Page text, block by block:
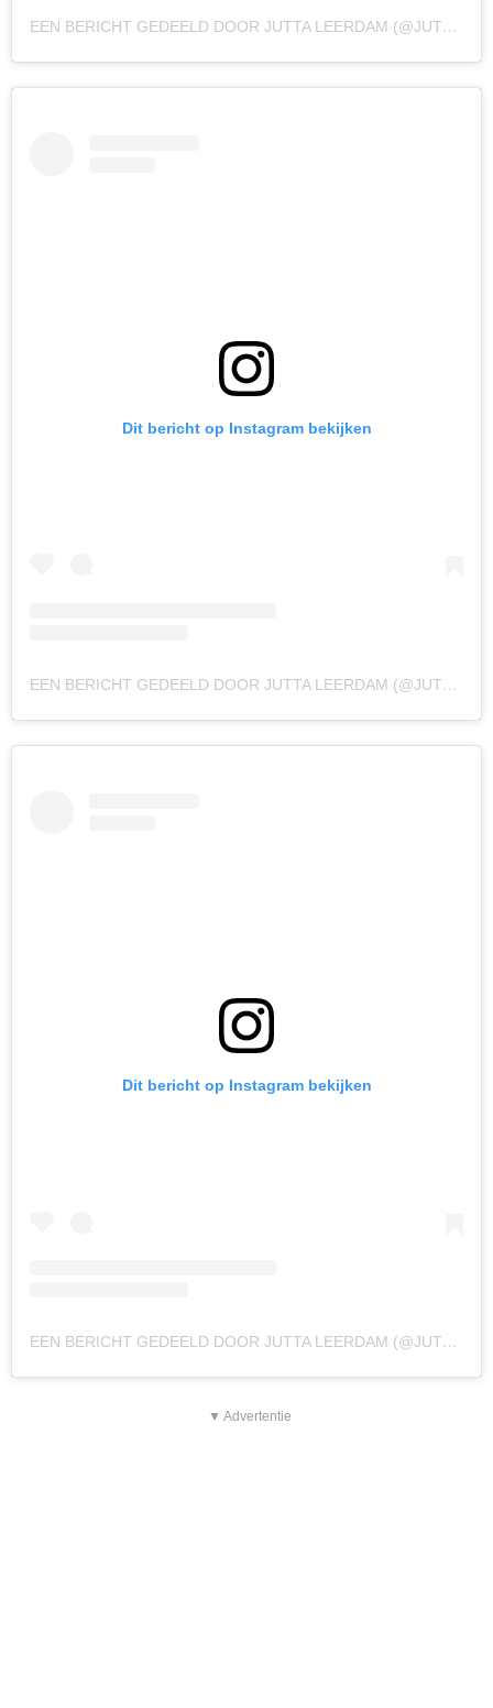
EEN BERICHT GEDEELD DOOR JUTTA LEERDAM (@JUTTALEERDAM)
Dit bericht op Instagram bekijken
EEN BERICHT GEDEELD DOOR JUTTA LEERDAM (@JUTTALEERDAM)
Dit bericht op Instagram bekijken
EEN BERICHT GEDEELD DOOR JUTTA LEERDAM (@JUTTALEERDAM)
▼ Advertentie